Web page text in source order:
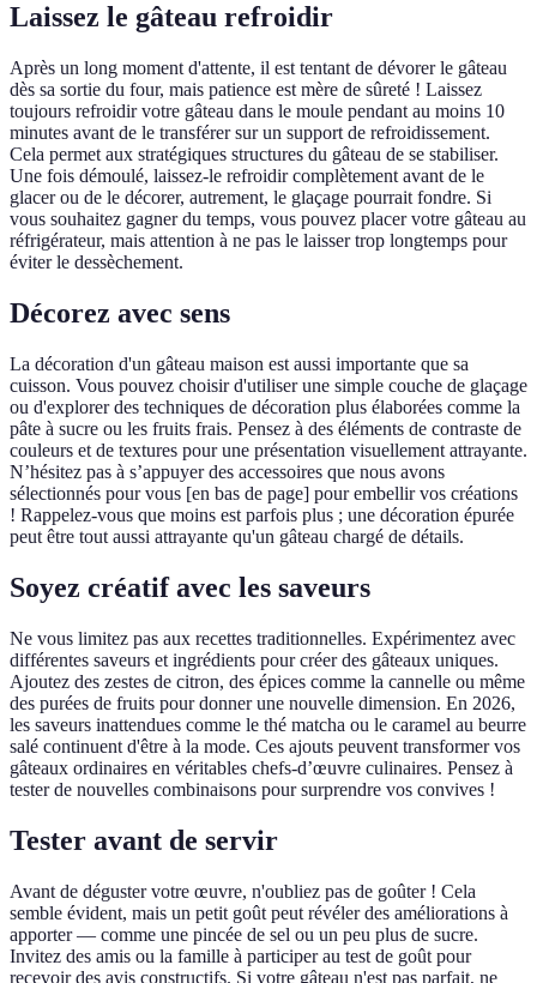
Laissez le gâteau refroidir
Après un long moment d'attente, il est tentant de dévorer le gâteau
dès sa sortie du four, mais patience est mère de sûreté ! Laissez
toujours refroidir votre gâteau dans le moule pendant au moins 10
minutes avant de le transférer sur un support de refroidissement.
Cela permet aux stratégiques structures du gâteau de se stabiliser.
Une fois démoulé, laissez-le refroidir complètement avant de le
glacer ou de le décorer, autrement, le glaçage pourrait fondre. Si
vous souhaitez gagner du temps, vous pouvez placer votre gâteau au
réfrigérateur, mais attention à ne pas le laisser trop longtemps pour
éviter le dessèchement.
Décorez avec sens
La décoration d'un gâteau maison est aussi importante que sa
cuisson. Vous pouvez choisir d'utiliser une simple couche de glaçage
ou d'explorer des techniques de décoration plus élaborées comme la
pâte à sucre ou les fruits frais. Pensez à des éléments de contraste de
couleurs et de textures pour une présentation visuellement attrayante.
N’hésitez pas à s’appuyer des accessoires que nous avons
sélectionnés pour vous [en bas de page] pour embellir vos créations
! Rappelez-vous que moins est parfois plus ; une décoration épurée
peut être tout aussi attrayante qu'un gâteau chargé de détails.
Soyez créatif avec les saveurs
Ne vous limitez pas aux recettes traditionnelles. Expérimentez avec
différentes saveurs et ingrédients pour créer des gâteaux uniques.
Ajoutez des zestes de citron, des épices comme la cannelle ou même
des purées de fruits pour donner une nouvelle dimension. En 2026,
les saveurs inattendues comme le thé matcha ou le caramel au beurre
salé continuent d'être à la mode. Ces ajouts peuvent transformer vos
gâteaux ordinaires en véritables chefs-d’œuvre culinaires. Pensez à
tester de nouvelles combinaisons pour surprendre vos convives !
Tester avant de servir
Avant de déguster votre œuvre, n'oubliez pas de goûter ! Cela
semble évident, mais un petit goût peut révéler des améliorations à
apporter — comme une pincée de sel ou un peu plus de sucre.
Invitez des amis ou la famille à participer au test de goût pour
recevoir des avis constructifs. Si votre gâteau n'est pas parfait, ne